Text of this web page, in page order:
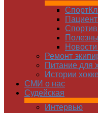
Ремонт
Питание для
Истории
СМИ о нас
Судейская
Интервью